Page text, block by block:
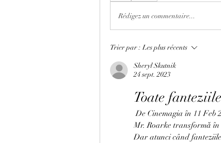
Rédigez un commentaire...
Trier par : Les plus récents
Sheryl Skutnik
24 sept. 2023
Toate
De Cinemagia în 11 Feb 2020. Într-o staţiune tropicală de lux, enigmaticul
Mr. Roarke transformă în
Dar atunci când